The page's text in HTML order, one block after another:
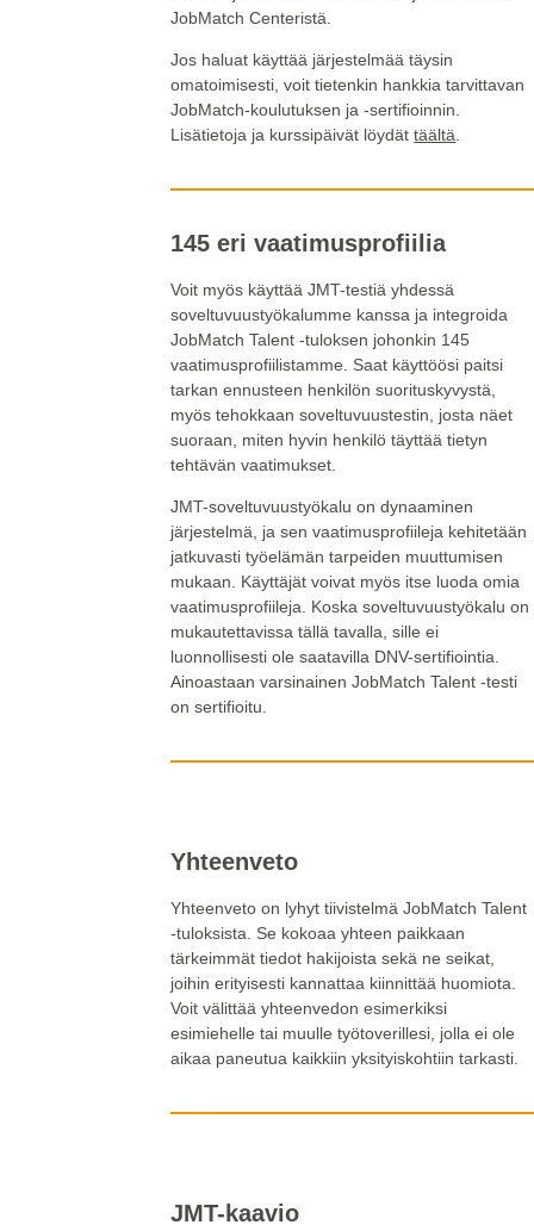
JobMatch Centeristä.
Jos haluat käyttää järjestelmää täysin
omatoimisesti, voit tietenkin hankkia tarvittavan
JobMatch-koulutuksen ja -sertifioinnin.
Lisätietoja ja kurssipäivät löydättäältä
145 eri vaatimusprofiilia
Voit myös käyttää JMT-testiä yhdessä
soveltuvuustyökalumme kanssa ja integroida
JobMatch Talent -tuloksen johonkin 145
vaatimusprofiilistamme. Saat käyttöösi paitsi
tarkan ennusteen henkilön suorituskyvystä,
myös tehokkaan soveltuvuustestin, josta näet
suoraan, miten hyvin henkilö täyttää tietyn
tehtävän vaatimukset.
JMT-soveltuvuustyökalu on dynaaminen
järjestelmä, ja sen vaatimusprofiileja kehitetään
jatkuvasti työelämän tarpeiden muuttumisen
mukaan. Käyttäjät voivat myös itse luoda omia
vaatimusprofiileja. Koska soveltuvuustyökalu on
mukautettavissa tällä tavalla, sille ei
luonnollisesti ole saatavilla DNV-sertifiointia.
Ainoastaan varsinainen JobMatch Talent -testi
on sertifioitu.
Yhteenveto
Yhteenveto on lyhyt tiivistelmä JobMatch Talent
-tuloksista. Se kokoaa yhteen paikkaan
tärkeimmät tiedot hakijoista sekä ne seikat,
joihin erityisesti kannattaa kiinnittää huomiota.
Voit välittää yhteenvedon esimerkiksi
esimiehelle tai muulle työtoverillesi, jolla ei ole
aikaa paneutua kaikkiin yksityiskohtiin tarkasti.
JMT-kaavio